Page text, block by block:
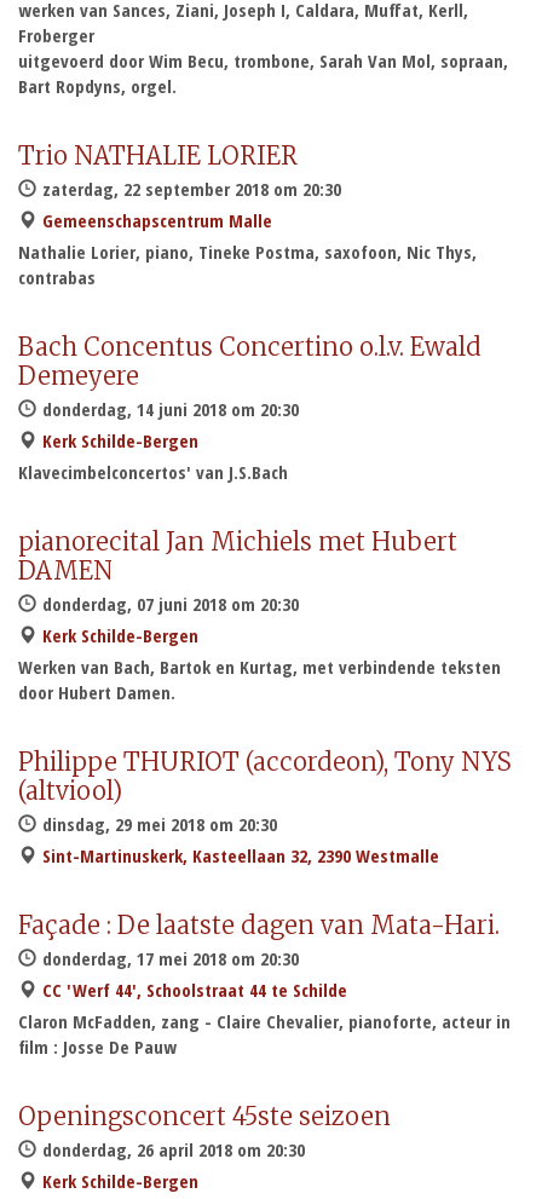
werken van Sances, Ziani, Joseph I, Caldara, Muffat, Kerll,
Froberger
uitgevoerd door Wim Becu, trombone, Sarah Van Mol, sopraan,
Bart Ropdyns, orgel.
Trio NATHALIE LORIER
zaterdag, 22 september 2018 om 20:30
Gemeenschapscentrum Malle
Nathalie Lorier, piano, Tineke Postma, saxofoon, Nic Thys,
contrabas
Bach Concentus Concertino o.l.v. Ewald
Demeyere
donderdag, 14 juni 2018 om 20:30
Kerk Schilde-Bergen
Klavecimbelconcertos' van J.S.Bach
pianorecital Jan Michiels met Hubert
DAMEN
donderdag, 07 juni 2018 om 20:30
Kerk Schilde-Bergen
Werken van Bach, Bartok en Kurtag, met verbindende teksten
door Hubert Damen.
Philippe THURIOT (accordeon), Tony NYS
(altviool)
dinsdag, 29 mei 2018 om 20:30
Sint-Martinuskerk, Kasteellaan 32, 2390 Westmalle
Façade : De laatste dagen van Mata-Hari.
donderdag, 17 mei 2018 om 20:30
CC 'Werf 44', Schoolstraat 44 te Schilde
Claron McFadden, zang - Claire Chevalier, pianoforte, acteur in
film : Josse De Pauw
Openingsconcert 45ste seizoen
donderdag, 26 april 2018 om 20:30
Kerk Schilde-Bergen